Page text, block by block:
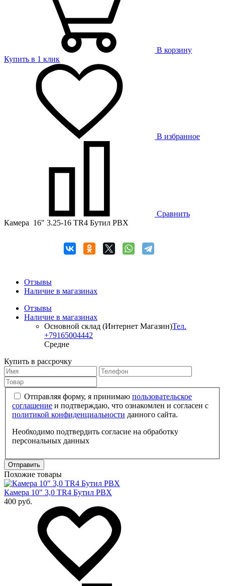
В корзину
Купить в 1 клик
В избранное
Сравнить
Камера 16" 3.25-16 TR4 Бутил PBX
Отзывы
Наличие в магазинах
Отзывы
Наличие в магазинах
Основной склад (Интернет Магазин)Тел.
+79165004442
Средне
Купить в рассрочку
Отправляя форму, я принимаю пользовательское
соглашение и подтверждаю, что ознакомлен и согласен с
политикой конфиденциальности данного сайта.
Необходимо подтвердить согласие на обработку
персональных данных
Отправить
Похожие товары
Камера 10" 3,0 TR4 Бутил PBX
400 руб.